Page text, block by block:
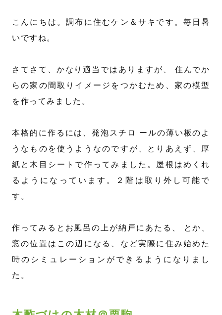
こんにちは。調布に住むケン＆サキです。毎日暑
いですね。
さてさて、かなり適当ではありますが、 住んでか
らの家の間取りイメージをつかむため、家の模型
を作ってみました。
本格的に作るには、発泡スチロ ールの薄い板のよ
うなものを使うようなのですが、とりあえず、厚
紙と木目シートで作ってみました。屋根はめくれ
るようになっています。２階は取り外し可能で
す。
作ってみるとお風呂の上が納戸にあたる、 とか、
窓の位置はこの辺になる、など実際に住み始めた
時のシミュレーションができるようになりまし
た。